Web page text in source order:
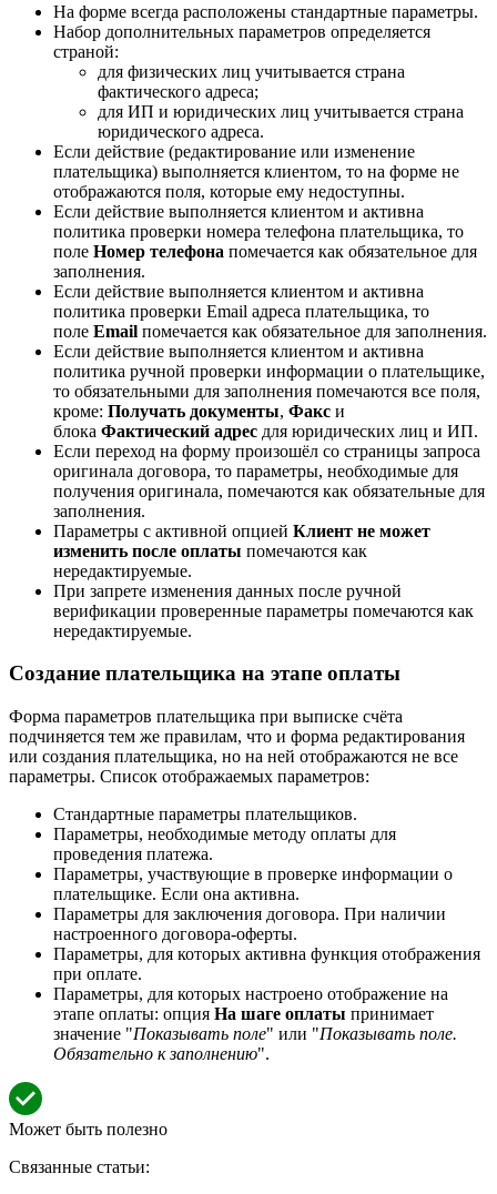
На форме всегда расположены стандартные параметры.
Набор дополнительных параметров определяется
страной:
для физических лиц учитывается страна
фактического адреса;
для ИП и юридических лиц учитывается страна
юридического адреса.
Если действие (редактирование или изменение
плательщика) выполняется клиентом, то на форме не
отображаются поля, которые ему недоступны.
Если действие выполняется клиентом и активна
политика проверки номера телефона плательщика, то
поле Номер телефона помечается как обязательное для
заполнения.
Если действие выполняется клиентом и активна
политика проверки Email адреса плательщика, то
поле Email помечается как обязательное для заполнения.
Если действие выполняется клиентом и активна
политика ручной проверки информации о плательщике,
то обязательными для заполнения помечаются все поля,
кроме: Получать документы, Факс и
блока Фактический адрес для юридических лиц и ИП.
Если переход на форму произошёл со страницы запроса
оригинала договора, то параметры, необходимые для
получения оригинала, помечаются как обязательные для
заполнения.
Параметры с активной опцией Клиент не может
изменить после оплаты помечаются как
нередактируемые.
При запрете изменения данных после ручной
верификации проверенные параметры помечаются как
нередактируемые.
Создание плательщика на этапе оплаты
Форма параметров плательщика при выписке счёта
подчиняется тем же правилам, что и форма редактирования
или создания плательщика, но на ней отображаются не все
параметры. Список отображаемых параметров:
Стандартные параметры плательщиков.
Параметры, необходимые методу оплаты для
проведения платежа.
Параметры, участвующие в проверке информации о
плательщике. Если она активна.
Параметры для заключения договора. При наличии
настроенного договора-оферты.
Параметры, для которых активна функция отображения
при оплате.
Параметры, для которых настроено отображение на
этапе оплаты: опция На шаге оплаты принимает
значение "Показывать поле" или "Показывать поле.
Обязательно к заполнению".
Может быть полезно
Связанные статьи: